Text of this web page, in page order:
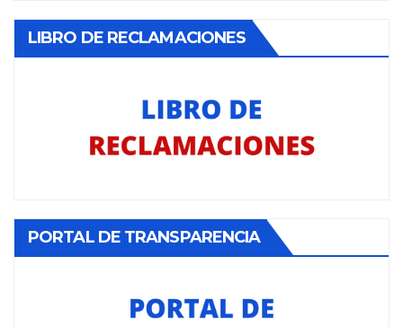
LIBRO DE RECLAMACIONES
PORTAL DE TRANSPARENCIA